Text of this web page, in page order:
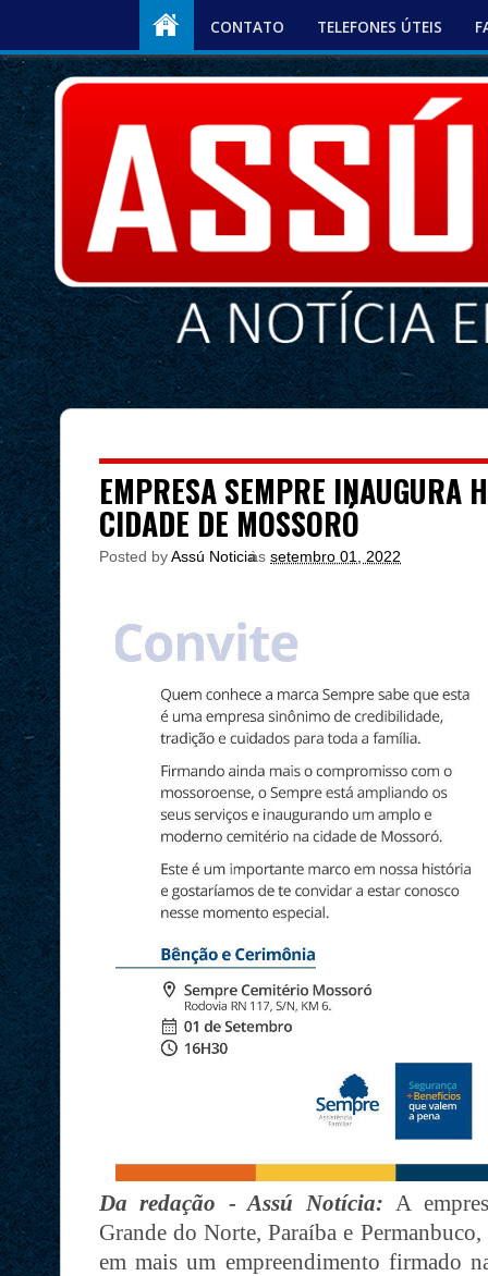
CONTATO TELEFONES ÚTEIS
EMPRESA SEMPRE INAUGURA
CIDADE DE MOSSORÓ
Posted byAssú Noticia
às setembro 01, 2022
Da redação - Assú Notícia:A
Grande do Norte, Paraíba e
em mais um empreendimento firmado